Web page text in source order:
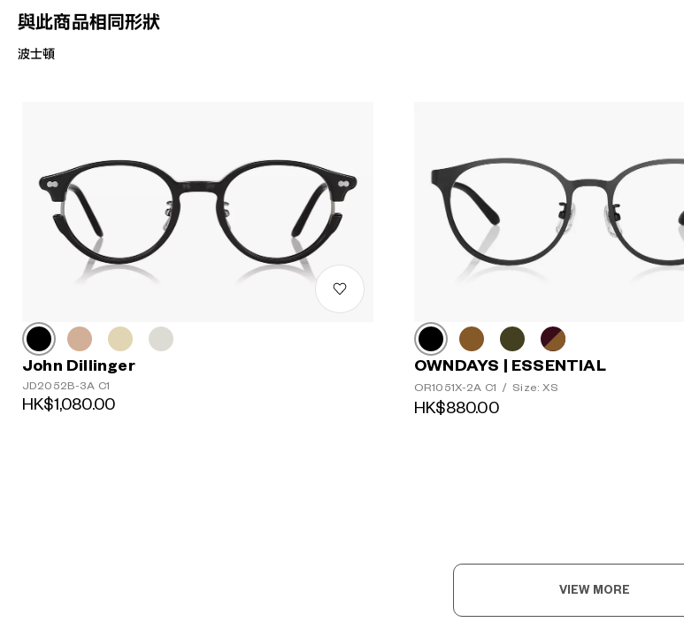
與此商品相同形狀
波士頓
John Dillinger
JD2052B-3A C1
HK$1,080.00
OWNDAYS | ESSENTIAL
OR1051X-2A C1 / Size: XS
HK$880.00
VIEW MORE